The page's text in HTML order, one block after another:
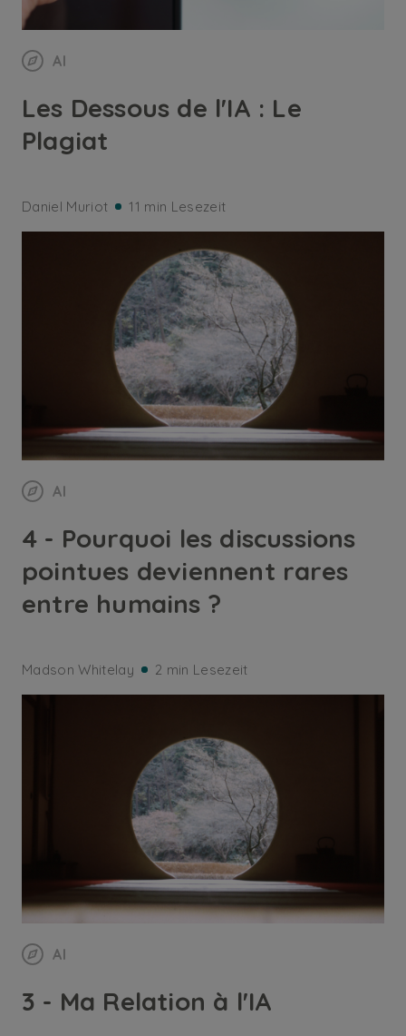
AI
Les Dessous de l'IA : Le
Plagiat
Daniel Muriot 11 min Lesezeit
AI
4 - Pourquoi les discussions
pointues deviennent rares
entre humains ?
Madson Whitelay 2 min Lesezeit
AI
3 - Ma Relation à l'IA